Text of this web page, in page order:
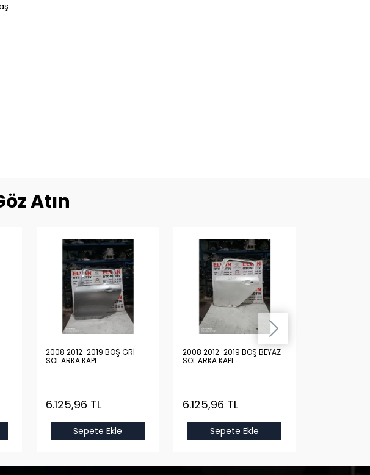
Atın
2008 2012-2019 BOŞ GRİ
SOL ARKA KAPI
6.125,96 TL
Sepete Ekle
2008 2012-2019 BOŞ BEYAZ
SOL ARKA KAPI
6.125,96 TL
Sepete Ekle